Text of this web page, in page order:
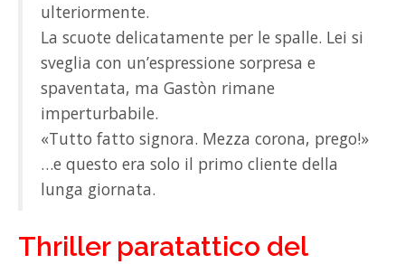
ulteriormente.
La scuote delicatamente per le spalle. Lei si
sveglia con un’espressione sorpresa e
spaventata, ma Gastòn rimane
imperturbabile.
«Tutto fatto signora. Mezza corona, prego!»
…e questo era solo il primo cliente della
lunga giornata.
Thriller paratattico del